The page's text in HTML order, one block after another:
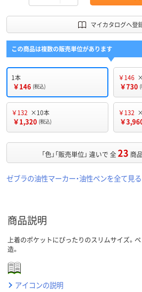
マイカタログへ登
この商品は複数の販売単位があります
1本
￥146 (税込)
￥146
￥730
￥132 ×10本
￥1,320 (税込)
￥132
￥
「色」「販売単位」 違いで 全23 商
ゼブラの油性マーカー・油性ペンを全て見る
商品説明
上着のポケットにぴったりのスリムサイズ。
造。
アイコンの説明